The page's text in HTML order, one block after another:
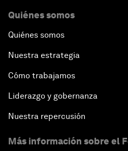
Quiénes somos
Quiénes somos
Nuestra estrategia
Cómo trabajamos
Liderazgo y gobernanza
Nuestra repercusión
Más información sobre el